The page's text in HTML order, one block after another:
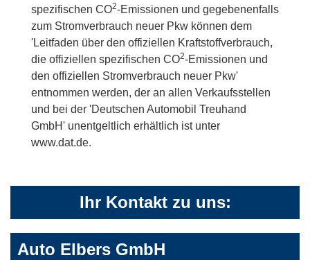
spezifischen CO2-Emissionen und gegebenenfalls
zum Stromverbrauch neuer Pkw können dem
'Leitfaden über den offiziellen Kraftstoffverbrauch,
die offiziellen spezifischen CO2-Emissionen und
den offiziellen Stromverbrauch neuer Pkw'
entnommen werden, der an allen Verkaufsstellen
und bei der 'Deutschen Automobil Treuhand
GmbH' unentgeltlich erhältlich ist unter
www.dat.de.
Ihr Kontakt zu uns:
Auto Elbers GmbH